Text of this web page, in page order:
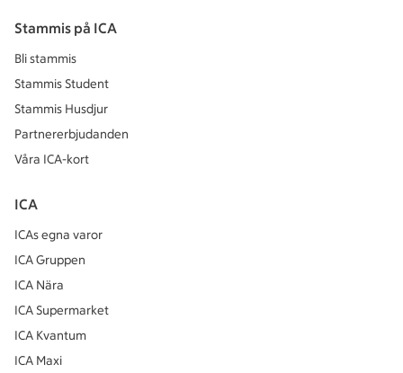
Stammis på ICA
Bli stammis
Stammis Student
Stammis Husdjur
Partnererbjudanden
Våra ICA-kort
ICA
ICAs egna varor
ICA Gruppen
ICA Nära
ICA Supermarket
ICA Kvantum
ICA Maxi